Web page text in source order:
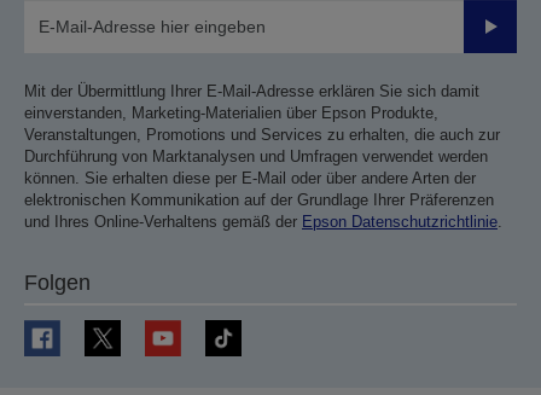
Mit der Übermittlung Ihrer E-Mail-Adresse erklären Sie sich damit
einverstanden, Marketing-Materialien über Epson Produkte,
Veranstaltungen, Promotions und Services zu erhalten, die auch zur
Durchführung von Marktanalysen und Umfragen verwendet werden
können. Sie erhalten diese per E-Mail oder über andere Arten der
elektronischen Kommunikation auf der Grundlage Ihrer Präferenzen
und Ihres Online-Verhaltens gemäß der Epson Datenschutzrichtlinie.
Folgen